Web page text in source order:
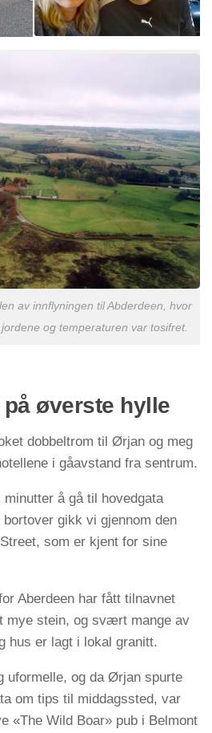
av innflyningen til Abderdeen, hvor
og temperaturen var tosifret.
øverste hylle
dobbeltrom til Ørjan og meg
i gåavstand fra sentrum.
å gå til hovedgata
gikk vi gjennom den
som er kjent for sine
Aberdeen har fått tilnavnet
mye stein, og svært mange av
hus er lagt i lokal granitt.
uformelle, og da Ørjan spurte
om tips til middagssted, var
«The Wild Boar» pub i Belmont